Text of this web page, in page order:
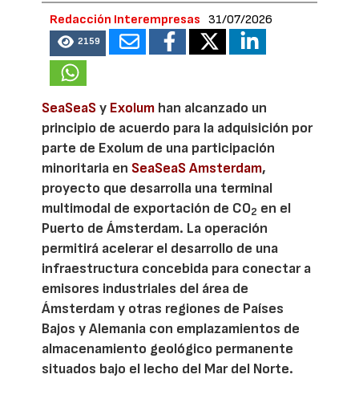
Redacción Interempresas 31/07/2026
2159
SeaSeaSy Exolum han alcanzado un
principio de acuerdo para la adquisición por
parte de Exolum de una participación
minoritaria en SeaSeaS Amsterdam,
proyecto que desarrolla una terminal
multimodal de exportación de CO2 en el
Puerto de Ámsterdam. La operación
permitirá acelerar el desarrollo de una
infraestructura concebida para conectar a
emisores industriales del área de
Ámsterdam y otras regiones de Países
Bajos y Alemania con emplazamientos de
almacenamiento geológico permanente
situados bajo el lecho del Mar del Norte.